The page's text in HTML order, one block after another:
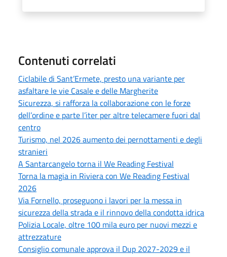
Contenuti correlati
Ciclabile di Sant’Ermete, presto una variante per
asfaltare le vie Casale e delle Margherite
Sicurezza, si rafforza la collaborazione con le forze
dell’ordine e parte l’iter per altre telecamere fuori dal
centro
Turismo, nel 2026 aumento dei pernottamenti e degli
stranieri
A Santarcangelo torna il We Reading Festival
Torna la magia in Riviera con We Reading Festival
2026
Via Fornello, proseguono i lavori per la messa in
sicurezza della strada e il rinnovo della condotta idrica
Polizia Locale, oltre 100 mila euro per nuovi mezzi e
attrezzature
Consiglio comunale approva il Dup 2027-2029 e il